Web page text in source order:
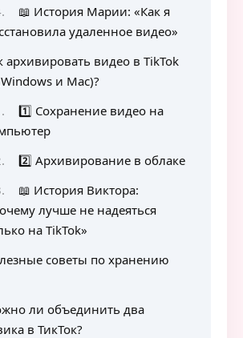
📖 История Марии: «Как я
удаленное видео»
архивировать видео в TikTok
и Mac)?
1️⃣ Сохранение видео на
2️⃣ Архивирование в облаке
📖 История Виктора:
лучше не надеяться
на TikTok»
советы по хранению
ли объединить два
в ТикТок?